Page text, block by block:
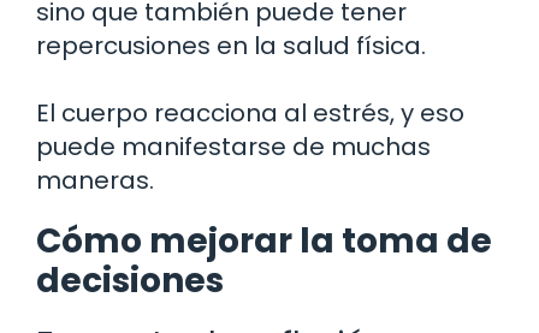
sino que también puede tener
repercusiones en la salud física.
El cuerpo reacciona al estrés, y eso
puede manifestarse de muchas
maneras.
Cómo mejorar la toma de
decisiones